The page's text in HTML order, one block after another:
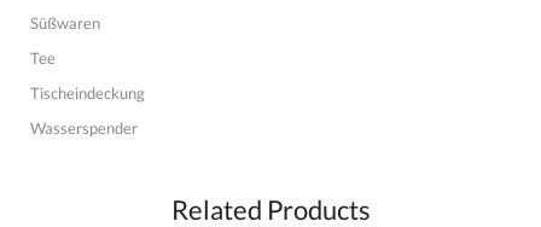
Süßwaren
Tee
Tischeindeckung
Wasserspender
Related Products